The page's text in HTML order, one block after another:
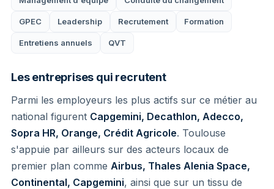
GPEC Leadership Recrutement Formation
Entretiens annuels QVT
Les entreprises qui recrutent
Parmi les employeurs les plus actifs sur ce métier au
national figurent Capgemini, Decathlon, Adecco,
Sopra HR, Orange, Crédit Agricole. Toulouse
s'appuie par ailleurs sur des acteurs locaux de
premier plan comme Airbus, Thales Alenia Space,
Continental, Capgemini, ainsi que sur un tissu de